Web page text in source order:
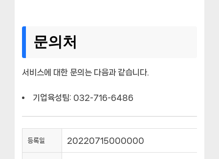
문의처
서비스에 대한 문의는 다음과 같습니다.
기업육성팀: 032-716-6486
등록일 20220715000000